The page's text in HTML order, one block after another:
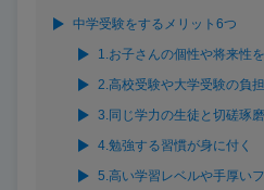
中学受験をするメリット6つ
1.お子さんの個性や将来性
2.高校受験や大学受験の負
3.同じ学力の生徒と切磋琢
4.勉強する習慣が身に付く
5.高い学習レベルや手厚い